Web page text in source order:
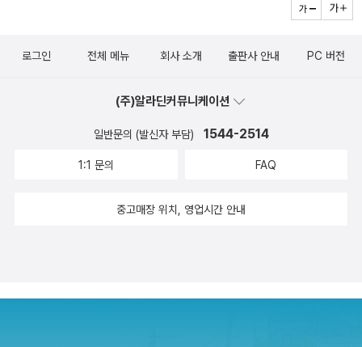
로그인 전체 메뉴 회사 소개 출판사 안내 PC 버전
(주)알라딘커뮤니케이션
일반문의 (발신자 부담) 1544-2514
1:1 문의 FAQ
중고매장 위치, 영업시간 안내